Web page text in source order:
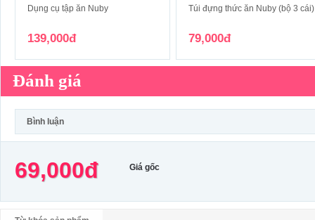
Dụng cụ tập ăn Nuby
139,000đ
Túi đựng thức ăn Nuby (bộ 3 cái)
79,000đ
Đánh giá
Bình luận
69,000đ Giá gốc